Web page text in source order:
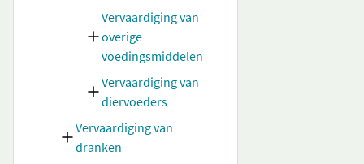
Vervaardiging van
overige
voedingsmiddelen
Vervaardiging van
diervoeders
Vervaardiging van
dranken